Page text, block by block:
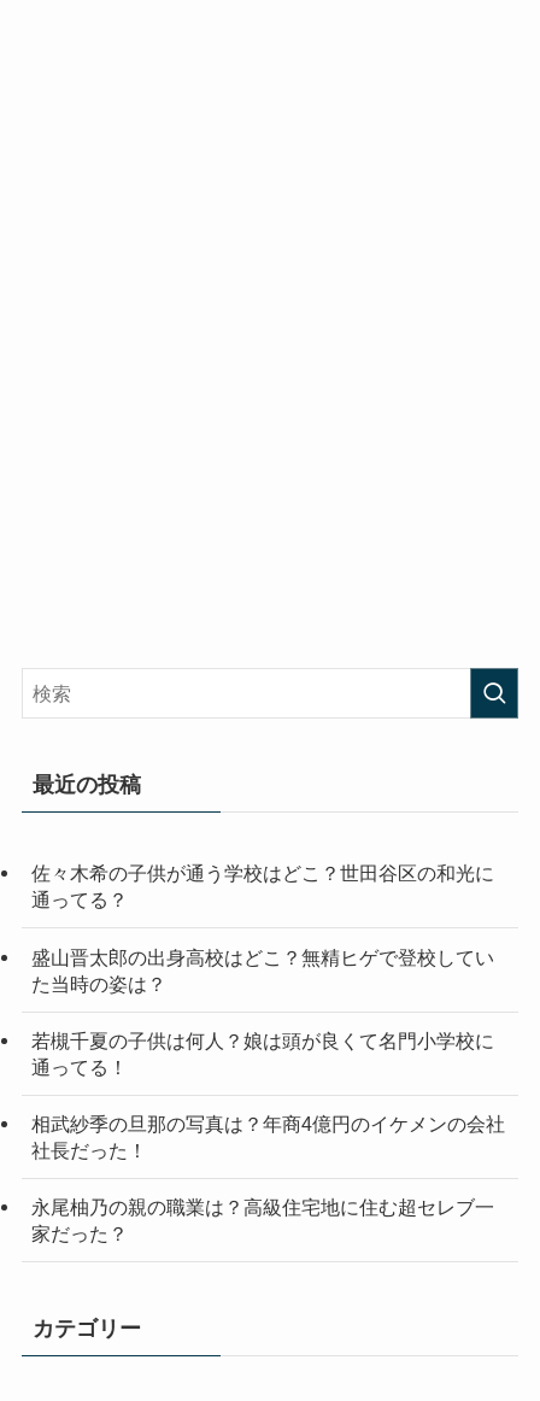
最近の投稿
佐々木希の子供が通う学校はどこ？世田谷区の和光に
通ってる？
盛山晋太郎の出身高校はどこ？無精ヒゲで登校してい
た当時の姿は？
若槻千夏の子供は何人？娘は頭が良くて名門小学校に
通ってる！
相武紗季の旦那の写真は？年商4億円のイケメンの会社
社長だった！
永尾柚乃の親の職業は？高級住宅地に住む超セレブ一
家だった？
カテゴリー